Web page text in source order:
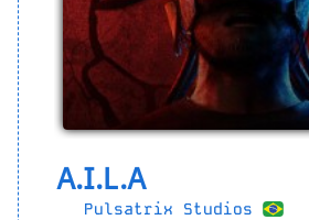
A.I.L.A
Pulsatrix Studios